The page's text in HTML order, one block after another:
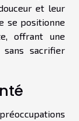
et leur
se positionne
offrant une
sans sacrifier